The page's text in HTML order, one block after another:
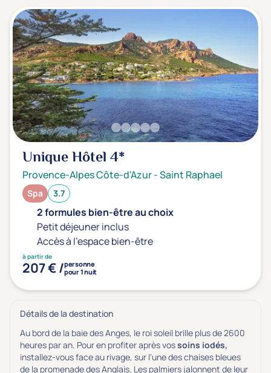
Unique Hôtel4*
Provence-Alpes Côte-d'Azur-Saint Raphael
Spa 3.7
2 formules bien-être au choix
Petit déjeuner inclus
Accès à l'espace bien-être
à partir de
207 € /personne
pour 1 nuit
Détails de la destination
Au bord de la baie des Anges, le roi soleil brille plus de 2600
heures par an. Pour en profiter après vossoins iodés,
installez-vous face au rivage, sur l'une des chaises bleues
de la promenade des Anglais. Les palmiers jalonnent de leur